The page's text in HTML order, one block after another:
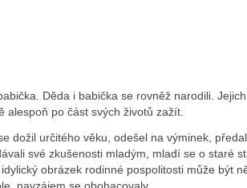
Děda i babička se rovněž narodili.
po část svých životů zažít.
dožil určitého věku, odešel na výminek,
své zkušenosti mladým, mladí se o staré
obrázek rodinné pospolitosti může být